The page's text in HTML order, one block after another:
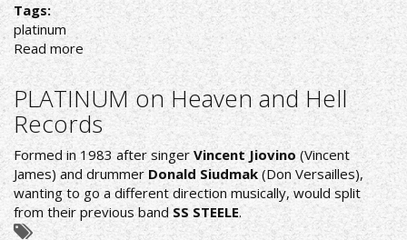
Tags:
platinum
Read more about
Platinum
-
Iceman
PLATINUM on Heaven and Hell
Records
Formed in 1983 after singer Vincent Jiovino (Vincent
James) and drummerDonald Siudmak(Don Versailles),
wanting to go a different direction musically, would split
from their previous bandSS STEELE.